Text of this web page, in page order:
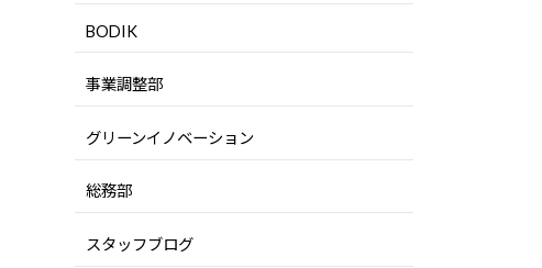
BODIK
事業調整部
グリーンイノベーション
総務部
スタッフブログ